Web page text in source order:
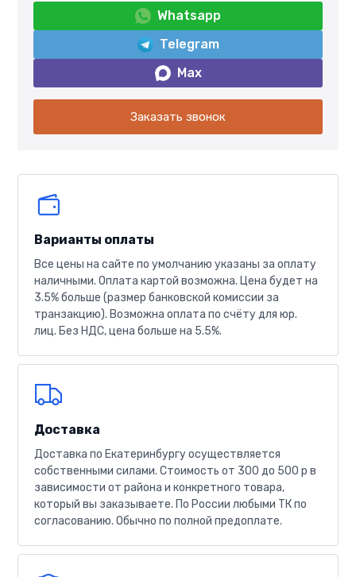
Whatsapp
Telegram
Max
Заказать звонок
Варианты оплаты
Все цены на сайте по умолчанию указаны за оплату
наличными. Оплата картой возможна. Цена будет на
3.5% больше (размер банковской комиссии за
транзакцию). Возможна оплата по счёту для юр.
лиц. Без НДС, цена больше на 5.5%.
Доставка
Доставка по Екатеринбургу осуществляется
собственными силами. Стоимость от 300 до 500 р в
зависимости от района и конкретного товара,
который вы заказываете. По России любыми ТК по
согласованию. Обычно по полной предоплате.